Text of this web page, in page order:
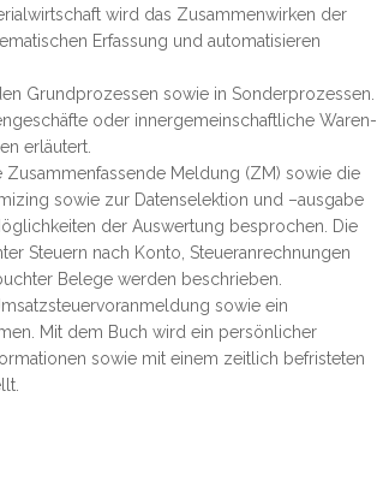
wird das Zusammenwirken der
Erfassung und automatisieren
Grundprozessen sowie in Sonderprozessen.
oder innergemeinschaftliche Waren-
erläutert.
Meldung (ZM) sowie die
sowie zur Datenselektion und –ausgabe
der Auswertung besprochen. Die
Steuern nach Konto, Steueranrechnungen
Belege werden beschrieben.
sowie ein
Mit dem Buch wird ein persönlicher
sowie mit einem zeitlich befristeten